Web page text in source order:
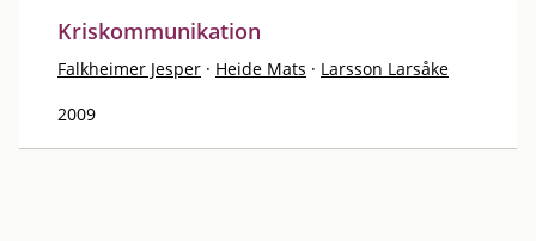
Kriskommunikation
Falkheimer Jesper · Heide Mats · Larsson Larsåke
2009